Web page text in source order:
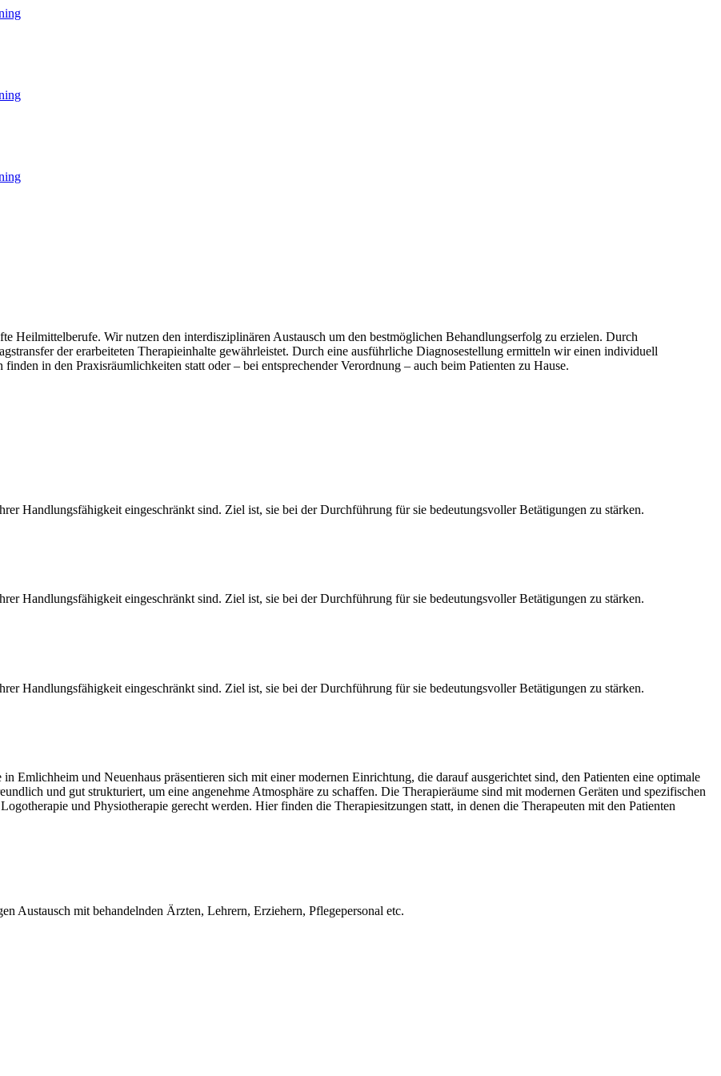
Heilmittelberufe. Wir nutzen den interdisziplinären Austausch um den bestmöglichen Behandlungserfolg zu erzielen. Durch
der erarbeiteten Therapieinhalte gewährleistet. Durch eine ausführliche Diagnosestellung ermitteln wir einen individuell
in den Praxisräumlichkeiten statt oder – bei entsprechender Verordnung – auch beim Patienten zu Hause.
Handlungsfähigkeit eingeschränkt sind. Ziel ist, sie bei der Durchführung für sie bedeutungsvoller Betätigungen zu stärken.
Handlungsfähigkeit eingeschränkt sind. Ziel ist, sie bei der Durchführung für sie bedeutungsvoller Betätigungen zu stärken.
Handlungsfähigkeit eingeschränkt sind. Ziel ist, sie bei der Durchführung für sie bedeutungsvoller Betätigungen zu stärken.
Emlichheim und Neuenhaus präsentieren sich mit einer modernen Einrichtung, die darauf ausgerichtet sind, den Patienten eine optimale
und gut strukturiert, um eine angenehme Atmosphäre zu schaffen. Die Therapieräume sind mit modernen Geräten und spezifischen
und Physiotherapie gerecht werden. Hier finden die Therapiesitzungen statt, in denen die Therapeuten mit den Patienten
Austausch mit behandelnden Ärzten, Lehrern, Erziehern, Pflegepersonal etc.